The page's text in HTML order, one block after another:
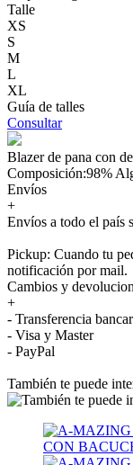
Talle
XS
S
M
L
XL
Guía de talles
Consultar
Blazer de pana con
Composición:98%
Envíos
+
Envíos a todo el país
Pickup: Cuando tu
notificación por mail.
Cambios y
+
- Transferencia
- Visa y Master
- PayPal
También te puede